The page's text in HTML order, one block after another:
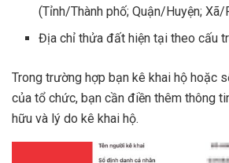
(Tỉnh/Thành phố; Quận/Huyện; Xã/
Địa chỉ thửa đất hiện tại theo cấu
Trong trường hợp bạn kê khai hộ hoặc
của tổ chức, bạn cần điền thêm thông
hữu và lý do kê khai hộ.